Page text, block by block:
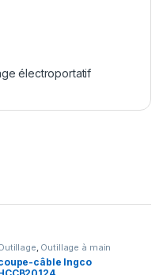
électroportatif
, Outillage à main
câble Ingco